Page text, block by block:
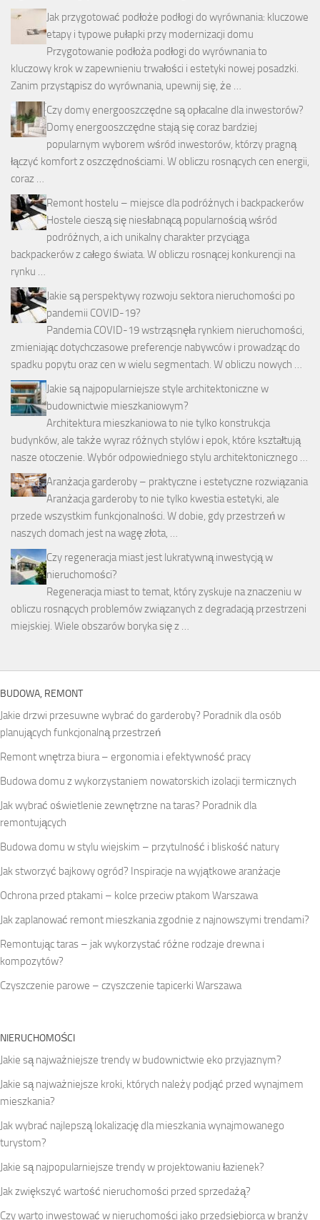
Jak przygotować podłoże podłogi do wyrównania: kluczowe
etapy i typowe pułapki przy modernizacji domu
Przygotowanie podłoża podłogi do wyrównania to
kluczowy krok w zapewnieniu trwałości i estetyki nowej posadzki.
Zanim przystąpisz do wyrównania, upewnij się, że …
Czy domy energooszczędne są opłacalne dla inwestorów?
Domy energooszczędne stają się coraz bardziej
popularnym wyborem wśród inwestorów, którzy pragną
łączyć komfort z oszczędnościami. W obliczu rosnących cen energii,
coraz …
Remont hostelu – miejsce dla podróżnych i backpackerów
Hostele cieszą się niesłabnącą popularnością wśród
podróżnych, a ich unikalny charakter przyciąga
backpackerów z całego świata. W obliczu rosnącej konkurencji na
rynku …
Jakie są perspektywy rozwoju sektora nieruchomości po
pandemii COVID-19?
Pandemia COVID-19 wstrząsnęła rynkiem nieruchomości,
zmieniając dotychczasowe preferencje nabywców i prowadząc do
spadku popytu oraz cen w wielu segmentach. W obliczu nowych …
Jakie są najpopularniejsze style architektoniczne w
budownictwie mieszkaniowym?
Architektura mieszkaniowa to nie tylko konstrukcja
budynków, ale także wyraz różnych stylów i epok, które kształtują
nasze otoczenie. Wybór odpowiedniego stylu architektonicznego …
Aranżacja garderoby – praktyczne i estetyczne rozwiązania
Aranżacja garderoby to nie tylko kwestia estetyki, ale
przede wszystkim funkcjonalności. W dobie, gdy przestrzeń w
naszych domach jest na wagę złota, …
Czy regeneracja miast jest lukratywną inwestycją w
nieruchomości?
Regeneracja miast to temat, który zyskuje na znaczeniu w
obliczu rosnących problemów związanych z degradacją przestrzeni
miejskiej. Wiele obszarów boryka się z …
BUDOWA, REMONT
Jakie drzwi przesuwne wybrać do garderoby? Poradnik dla osób
planujących funkcjonalną przestrzeń
Remont wnętrza biura – ergonomia i efektywność pracy
Budowa domu z wykorzystaniem nowatorskich izolacji termicznych
Jak wybrać oświetlenie zewnętrzne na taras? Poradnik dla
remontujących
Budowa domu w stylu wiejskim – przytulność i bliskość natury
Jak stworzyć bajkowy ogród? Inspiracje na wyjątkowe aranżacje
Ochrona przed ptakami – kolce przeciw ptakom Warszawa
Jak zaplanować remont mieszkania zgodnie z najnowszymi trendami?
Remontując taras – jak wykorzystać różne rodzaje drewna i
kompozytów?
Czyszczenie parowe – czyszczenie tapicerki Warszawa
NIERUCHOMOŚCI
Jakie są najważniejsze trendy w budownictwie eko przyjaznym?
Jakie są najważniejsze kroki, których należy podjąć przed wynajmem
mieszkania?
Jak wybrać najlepszą lokalizację dla mieszkania wynajmowanego
turystom?
Jakie są najpopularniejsze trendy w projektowaniu łazienek?
Jak zwiększyć wartość nieruchomości przed sprzedażą?
Czy warto inwestować w nieruchomości jako przedsiębiorca w branży